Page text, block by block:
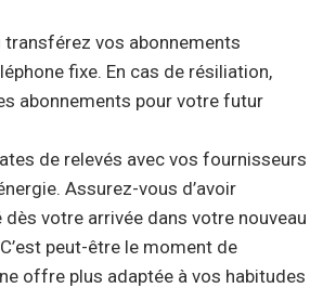
transférez vos abonnements
fixe. En cas de résiliation,
abonnements pour votre futur
de relevés avec vos fournisseurs
Assurez-vous d’avoir
dès votre arrivée dans votre nouveau
peut-être le moment de
offre plus adaptée à vos habitudes